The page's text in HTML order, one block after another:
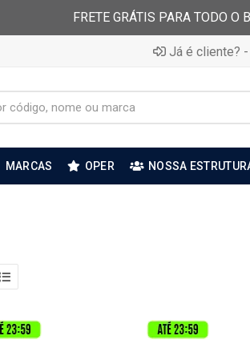
FRETE GRÁTIS PARA TODO O
Já é cliente? -
MARCAS OPER NOSSA